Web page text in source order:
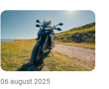
06 august 2025